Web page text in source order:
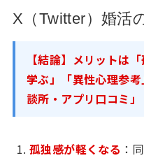
X（Twitter）婚活
【結論】メリットは
学ぶ」「異性心理参
談所・アプリ口コミ」
孤独感が軽くなる ：